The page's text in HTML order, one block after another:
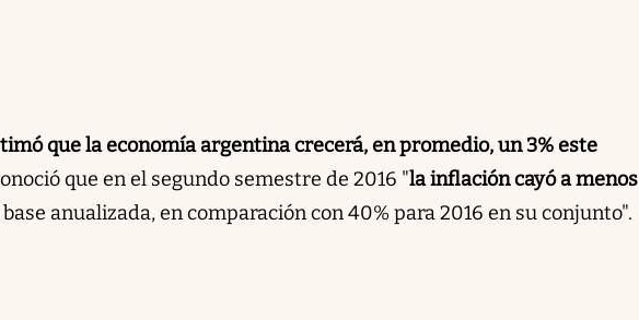
que la economía argentina crecerá, en promedio, un 3% este
que en el segundo semestre de 2016 "la inflación cayó a menos
anualizada, en comparación con 40% para 2016 en su conjunto".